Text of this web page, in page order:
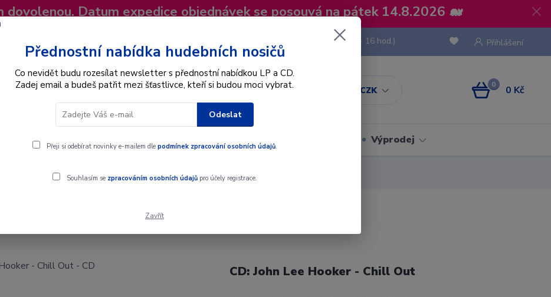
dovolenou. Datum expedice objednávek se posouvá na pátek 14.8.2026 🐋
CZK
Přihlášení
Hledat
(Po-Pá, 8 - 16 hod.)
0 0 Kč
Interpret Dárkové poukazy Výprodej
CD: John Lee Hooker - Chill Out
Přednostní nabídka hudebních nosičů
Co nevidět budu rozesílat newsletter s přednostní nabídkou LP a CD.
Zadej email a budeš patřit mezi šťastlivce, kteří si budou moci vybrat.
Odeslat
Přeji si odebírat novinky e-mailem dle podmínek zpracování osobních údajů.
Souhlasím se zpracováním osobních údajůpro účely registrace.
Zavřít